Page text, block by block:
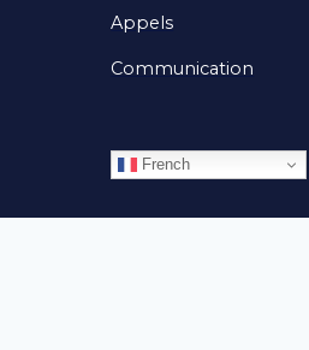
Appels
Communication
French